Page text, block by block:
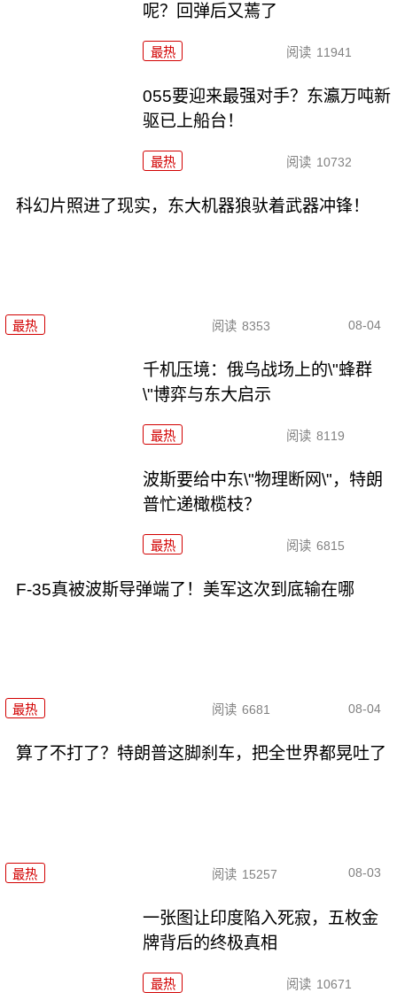
呢？回弹后又蔫了
最热 阅读 11941
055要迎来最强对手？东瀛万吨新
驱已上船台！
最热 阅读 10732
科幻片照进了现实，东大机器狼驮着武器冲锋！
最热 阅读 8353 08-04
千机压境：俄乌战场上的\"蜂群
\"博弈与东大启示
最热 阅读 8119
波斯要给中东\"物理断网\"，特朗
普忙递橄榄枝？
最热 阅读 6815
F-35真被波斯导弹端了！美军这次到底输在哪
最热 阅读 6681 08-04
算了不打了？特朗普这脚刹车，把全世界都晃吐了
最热 阅读 15257 08-03
一张图让印度陷入死寂，五枚金
牌背后的终极真相
最热 阅读 10671